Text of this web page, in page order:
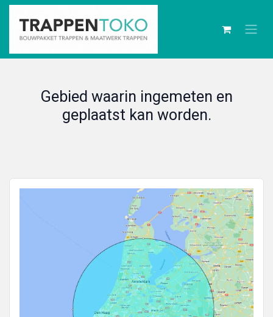
Gebied waarin ingemeten en
geplaatst kan worden.